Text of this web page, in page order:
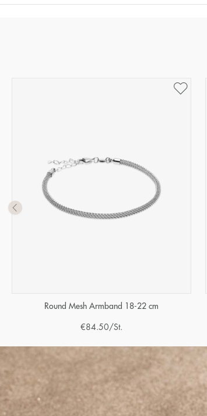
Round Mesh Armband 18-22 cm
€84.50/St.